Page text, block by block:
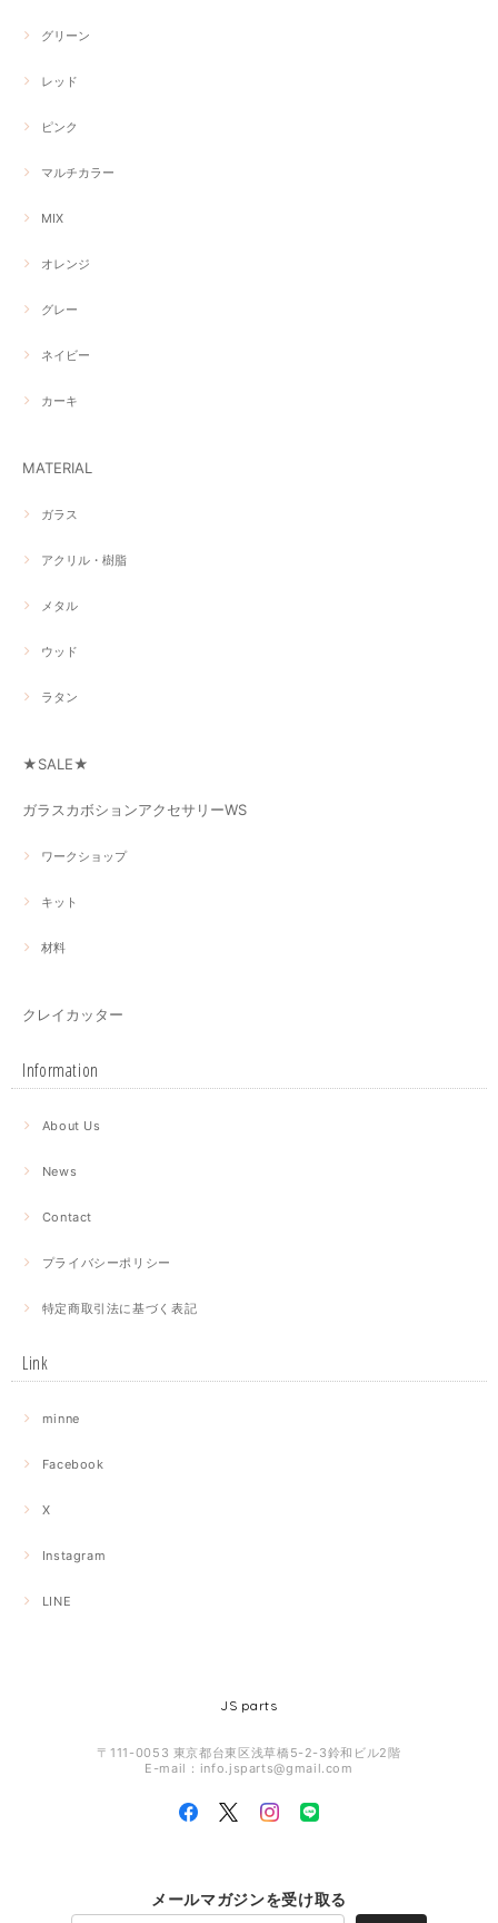
グリーン
レッド
ピンク
マルチカラー
MIX
オレンジ
グレー
ネイビー
カーキ
MATERIAL
ガラス
アクリル・樹脂
メタル
ウッド
ラタン
★SALE★
ガラスカボションアクセサリーWS
ワークショップ
キット
材料
クレイカッター
Information
About Us
News
Contact
プライバシーポリシー
特定商取引法に基づく表記
Link
minne
Facebook
X
Instagram
LINE
JS parts
〒111-0053 東京都台東区浅草橋5-2-3鈴和ビル2階
E-mail： info.jsparts@gmail.com
メールマガジンを受け取る